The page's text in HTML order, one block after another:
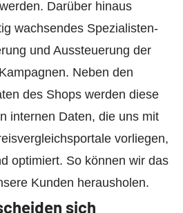
Darüber hinaus
wachsendes Spezialisten-
und Aussteuerung der
Neben den
des Shops werden diese
internen Daten, die uns mit
vorliegen,
optimiert. So können wir das
Kunden herausholen.
sich